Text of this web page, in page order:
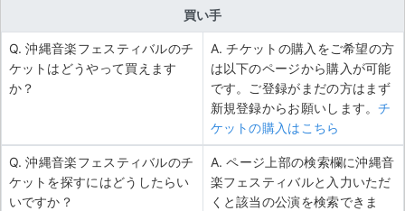
買い手
Q. 沖縄音楽フェスティバルのチ
ケットはどうやって買えます
か？
A. チケットの購入をご希望の方
は以下のページから購入が可能
です。ご登録がまだの方はまず
新規登録からお願いします。チ
ケットの購入はこちら
Q. 沖縄音楽フェスティバルのチ
ケットを探すにはどうしたらい
いですか？
A. ページ上部の検索欄に沖縄音
楽フェスティバルと入力いただ
くと該当の公演を検索できま